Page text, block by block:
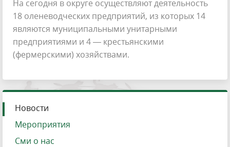
На сегодня в округе осуществляют деятельность
18 оленеводческих предприятий, из которых 14
являются муниципальными унитарными
предприятиями и 4 — крестьянскими
(фермерскими) хозяйствами.
Новости
Мероприятия
Сми о нас